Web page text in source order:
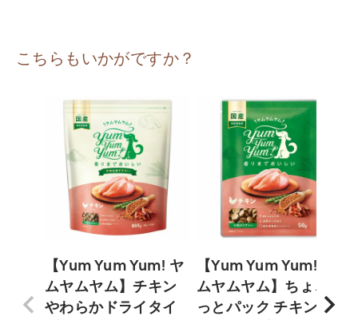
こちらもいかがですか？
【Yum Yum Yum! ヤ
ムヤムヤム】チキン
やわらかドライタイ
【Yum Yum Yum! ヤ
ムヤムヤム】ちょこ
っとパック チキン ド